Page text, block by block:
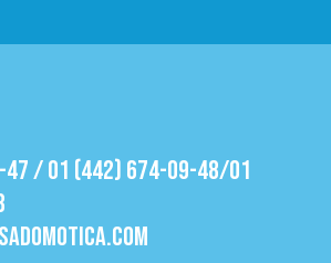
/ 01 (442) 674-09-48/01